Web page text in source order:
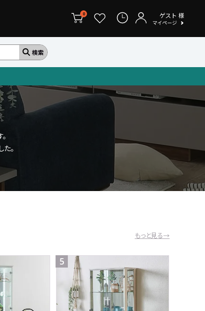
0 ゲスト 様
マイページ
。
もっと見る→
5